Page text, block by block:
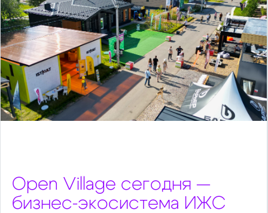
Open Village сегодня —
бизнес‑экосистема ИЖС